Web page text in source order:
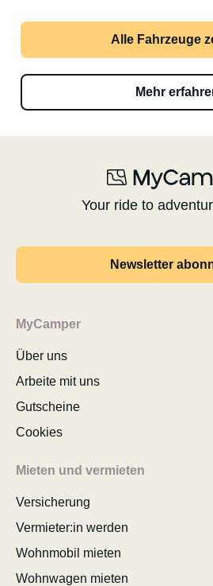
Alle Fahrzeuge
Mehr
Your ride to
Newsletter
MyCamper
Über uns
Arbeite mit uns
Gutscheine
Cookies
Mieten und vermieten
Versicherung
Vermieter:in werden
Wohnmobil mieten
Wohnwagen mieten